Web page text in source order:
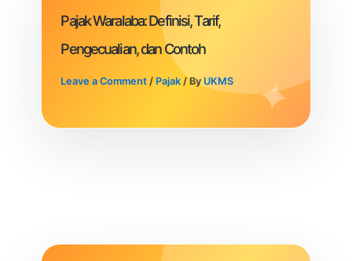
Pajak Waralaba: Definisi, Tarif,
Pengecualian, dan Contoh
Leave a Comment / Pajak / By UKMS